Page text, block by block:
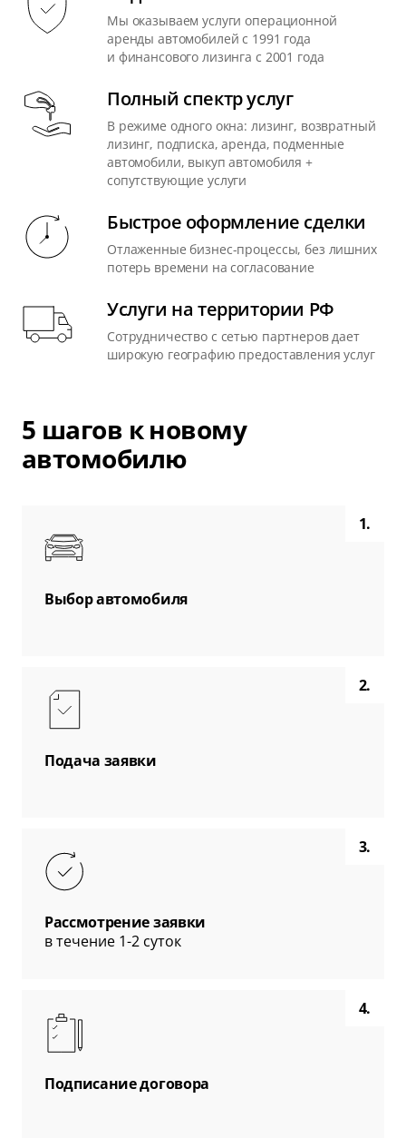
Мы оказываем услуги операционной
аренды автомобилей с 1991 года
и финансового лизинга с 2001 года
Полный спектр услуг
В режиме одного окна: лизинг, возвратный
лизинг, подписка, аренда, подменные
автомобили, выкуп автомобиля +
сопутствующие услуги
Быстрое оформление сделки
Отлаженные бизнес-процессы, без лишних
потерь времени на согласование
Услуги на территории РФ
Сотрудничество с сетью партнеров дает
широкую географию предоставления услуг
5 шагов к новому
автомобилю
1.
Выбор автомобиля
2.
Подача заявки
3.
Рассмотрение заявки
в течение 1-2 суток
4.
Подписание договора